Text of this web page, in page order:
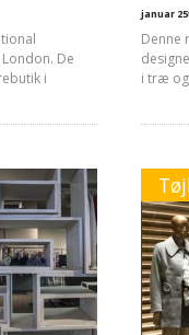
De
i
januar
Denne
i træ